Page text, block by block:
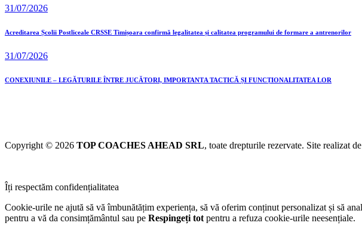
31/07/2026
Acreditarea Școlii Postliceale CRSSE Timișoara confirmă legalitatea și calitatea programului de formare a antrenorilor
31/07/2026
CONEXIUNILE – LEGĂTURILE ÎNTRE JUCĂTORI, IMPORTANȚA TACTICĂ ȘI FUNCȚIONALITATEA LOR
Copyright © 2026 TOP COACHES AHEAD SRL, toate drepturile rezervate. Site realizat de
Îți respectăm confidențialitatea
Cookie-urile ne ajută să vă îmbunătățim experiența, să vă oferim conținut personalizat și să
pentru a vă da consimțământul sau pe Respingeți tot pentru a refuza cookie-urile neesențiale.